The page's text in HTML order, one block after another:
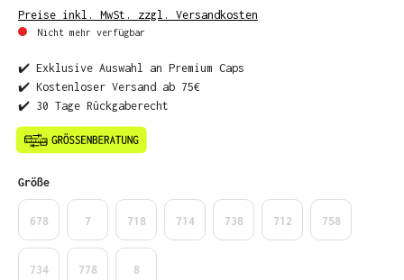
Preise inkl. MwSt. zzgl. Versandkosten
Nicht mehr verfügbar
✔️ Exklusive Auswahl an Premium Caps
✔️ Kostenloser Versand ab 75€
✔️ 30 Tage Rückgaberecht
Größeauswählen
678 7 718 714 738 712 758
734 778 8